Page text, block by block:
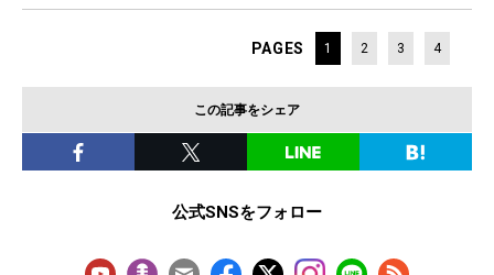
PAGES 1 2 3 4
この記事をシェア
公式SNSをフォロー